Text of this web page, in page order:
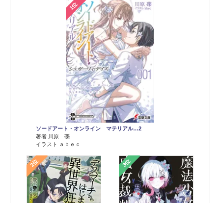
1位
ソードアート・オンライン マテリアル…2
著者 川原 礫
イラスト ａｂｅｃ
2位 3位